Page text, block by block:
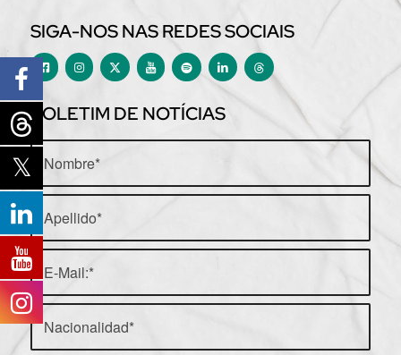
SIGA-NOS NAS REDES SOCIAIS
BOLETIM DE NOTÍCIAS